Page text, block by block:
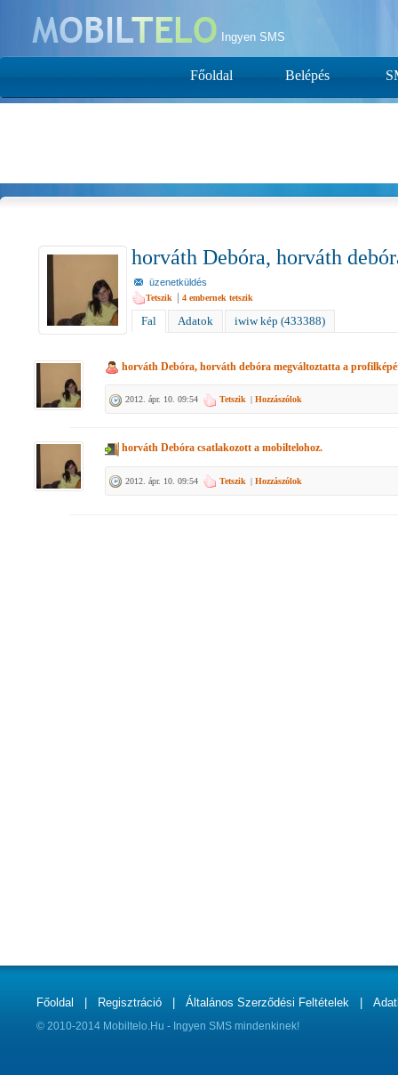
Ingyen SMS
horváth Debóra, horváth
üzenetküldés
Tetszik | 4 embernek tetszik
Fal Adatok iwiw kép (433388)
horváth Debóra, horváth debóra megváltoztatta a
2012. ápr. 10. 09:54 Tetszik | Hozzászólok
horváth Debóra csatlakozott a mobiltelohoz.
2012. ápr. 10. 09:54 Tetszik | Hozzászólok
Főoldal Regisztráció Általános Szerződési Feltételek
© 2010-2014 Mobiltelo.Hu - Ingyen SMS mindenkinek!
Főoldal Belépés